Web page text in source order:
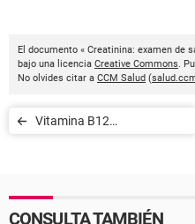
El documento « Creatinina: examen de
bajo una licencia Creative Commons.
No olvides citar a CCM Salud (
Vitamina B12
CONSULTA TAMBIÉN